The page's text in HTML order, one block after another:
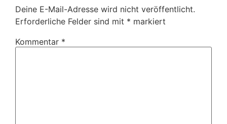
Deine E-Mail-Adresse wird nicht veröffentlicht.
Erforderliche Felder sind mit * markiert
Kommentar *